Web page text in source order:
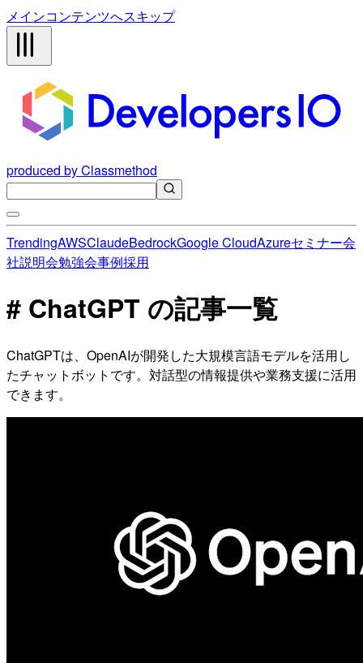
メインコンテンツへスキップ
produced by Classmethod
TrendingAWSClaudeBedrockGoogle CloudAzureセミナー会
社説明会勉強会事例採用
# ChatGPT の記事一覧
ChatGPTは、OpenAIが開発した大規模言語モデルを活用し
たチャットボットです。対話型の情報提供や業務支援に活用
できます。